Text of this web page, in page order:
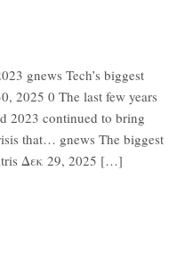
gnews Tech’s biggest
2025 0 The last few years
2023 continued to bring
that… gnews The biggest
Δεκ 29, 2025 […]